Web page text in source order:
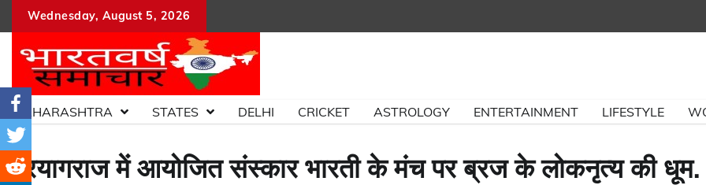
content
Wednesday, August 5, 2026
MAHARASHTRA STATES DELHI CRICKET ASTROLOGY ENTERTAINMENT LIFESTYLE
प्रयागराज में आयोजित संस्कार भारती के मंच पर ब्रज के लोकनृत्य की धूम.